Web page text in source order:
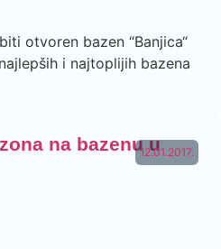
otvoren bazen “Banjica“
i najtoplijih bazena
12.01.2017.
na bazenu u